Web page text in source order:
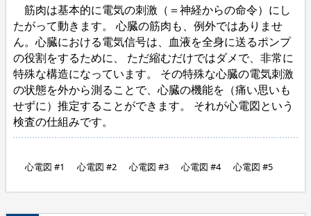
筋肉は基本的に電気の刺激（＝神経からの命令）にし
たがって動きます。 心臓の筋肉も、例外ではありませ
ん。心臓における電気信号は、血液を全身に送るポンプ
の役割をするために、 ただ縮むだけではダメで、非常に
特殊な構造になっています。 その特殊な心臓の電気刺激
の状態を外から測ることで、心臓の機能を（痛い思いも
せずに）推定することができます。 それが心電図という
検査の仕組みです。
心電図 #1 心電図 #2 心電図 #3 心電図 #4 心電図 #5